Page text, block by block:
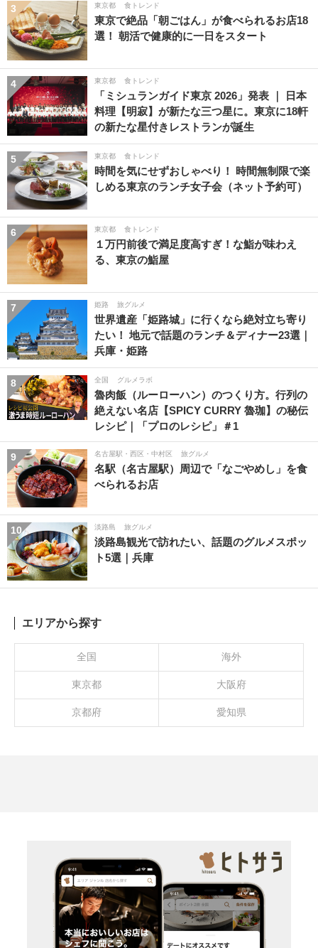
3 東京都 食トレンド
東京で絶品「朝ごはん」が食べられるお店18
選！ 朝活で健康的に一日をスタート
4 東京都 食トレンド
「ミシュランガイド東京 2026」発表 ｜ 日本
料理【明寂】が新たな三つ星に。東京に18軒
の新たな星付きレストランが誕生
5 東京都 食トレンド
時間を気にせずおしゃべり！ 時間無制限で楽
しめる東京のランチ女子会（ネット予約可）
6 東京都 食トレンド
１万円前後で満足度高すぎ！な鮨が味わえ
る、東京の鮨屋
7 姫路 旅グルメ
世界遺産「姫路城」に行くなら絶対立ち寄り
たい！ 地元で話題のランチ＆ディナー23選｜
兵庫・姫路
8 全国 グルメラボ
魯肉飯（ルーローハン）のつくり方。行列の
絶えない名店【SPICY CURRY 魯珈】の秘伝
レシピ｜「プロのレシピ」＃1
9 名古屋駅・西区・中村区 旅グルメ
名駅（名古屋駅）周辺で「なごやめし」を食
べられるお店
10 淡路島 旅グルメ
淡路島観光で訪れたい、話題のグルメスポッ
ト5選｜兵庫
エリアから探す
全国 海外
東京都 大阪府
京都府 愛知県